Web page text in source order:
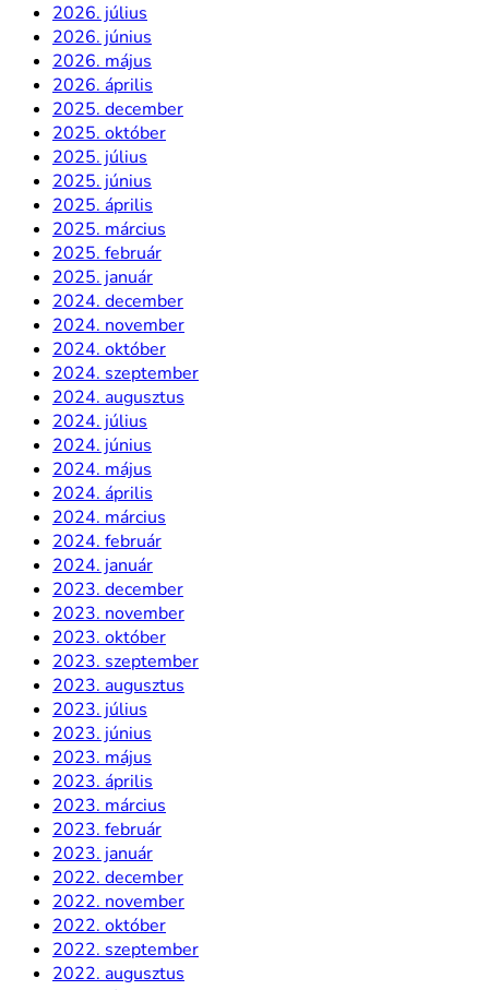
2026. július
2026. június
2026. május
2026. április
2025. december
2025. október
2025. július
2025. június
2025. április
2025. március
2025. február
2025. január
2024. december
2024. november
2024. október
2024. szeptember
2024. augusztus
2024. július
2024. június
2024. május
2024. április
2024. március
2024. február
2024. január
2023. december
2023. november
2023. október
2023. szeptember
2023. augusztus
2023. július
2023. június
2023. május
2023. április
2023. március
2023. február
2023. január
2022. december
2022. november
2022. október
2022. szeptember
2022. augusztus